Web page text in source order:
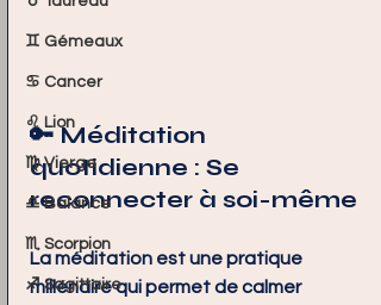
♊ Gémeaux
♋ Cancer
♌ Lion
♍ Vierge
♎ Balance
♏ Scorpion
♐ Sagittaire
🔑 Méditation
quotidienne : Se
reconnecter à soi-même
La méditation est une pratique
millénaire qui permet de calmer